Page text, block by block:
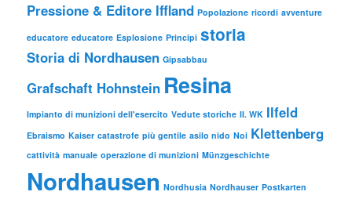
Pressione & Editore Iffland Popolazione ricordi avventure
educatore educatore Esplosione Principi storia
Storia di Nordhausen Gipsabbau
Grafschaft Hohnstein Resina
Impianto di munizioni dell'esercito Vedute storiche II. WK Ilfeld
Ebraismo Kaiser catastrofe più gentile asilo nido Noi Klettenberg
cattività manuale operazione di munizioni Münzgeschichte
Nordhausen Nordhusia Nordhauser Postkarten